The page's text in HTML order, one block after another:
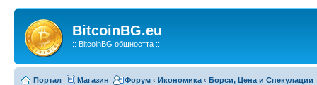
BitcoinBG.eu
:: BitcoinBG общността ::
Портал Магазин Форум ‹ Икономика ‹ Борси, Цена и Спекулации